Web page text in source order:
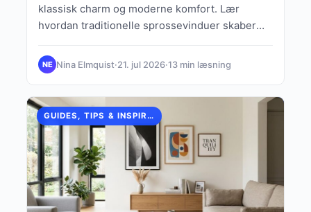
klassisk charm og moderne komfort. Lær
hvordan traditionelle sprossevinduer skaber
NE Nina Elmquist·21. jul 2026·13 min læsning
GUIDES, TIPS & INSPIRATION